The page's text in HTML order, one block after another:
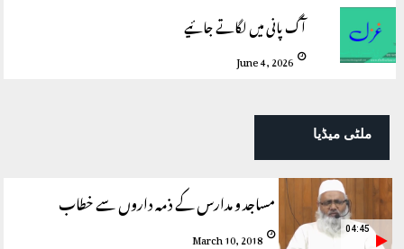
آگ پانی میں لگاتے جائیے
June 4, 2026
ملٹی میڈیا
مساجد و مدارس کے ذمہ داروں سے خطاب
March 10, 2018 04:45